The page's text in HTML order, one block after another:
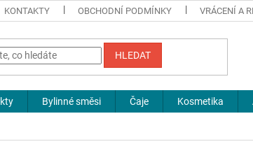
KONTAKTY OBCHODNÍ PODMÍNKY VRÁCENÍ A
HLEDAT
Bylinné směsi Čaje Kosmetika